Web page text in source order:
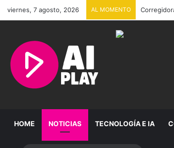
viernes, 7 agosto, 2026 AL MOMENTO
HOME NOTICIAS TECNOLOGÍA E IA